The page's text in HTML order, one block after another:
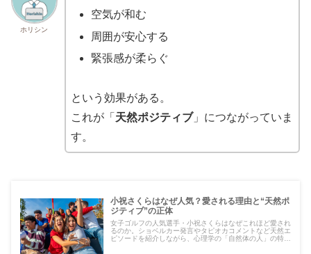
ホリシン
空気が和む
周囲が安心する
緊張感が柔らぐ
という効果がある。
これが「 天然ポジティブ」につながっていま
す。
小祝さくらはなぜ人気？愛される理由と“天然ポ
ジティブ”の正体
女子ゴルフの人気選手・小祝さくらはなぜこれほど愛され
るのか。ショベルカー発言やタピオカコメントなど天然エ
ピソードを紹介しながら、心理学の「自然体の人」の特徴